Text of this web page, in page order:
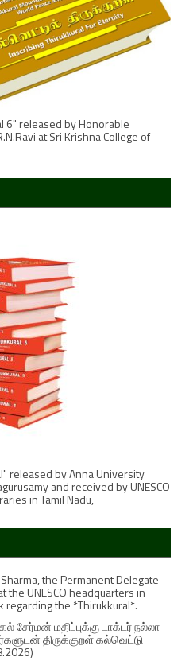
வி
ள
க்
ங்
ளு
ட
க்
மா
ம
6" released by Honorable
at Sri Krishna College of
released by Anna University
and received by UNESCO
in Tamil Nadu,
the Permanent Delegate
the UNESCO headquarters in
the *Thirukkural*.
மதிப்புக்கு டாக்டர் நல்லா
திருக்குறள் கல்வெட்டு